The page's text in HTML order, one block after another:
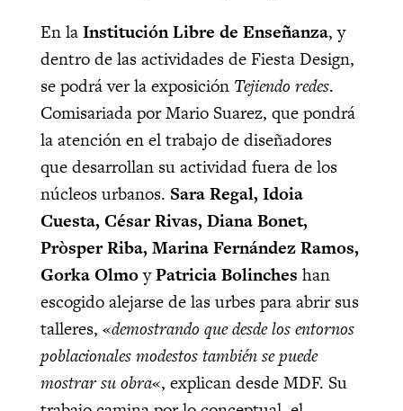
En laInstitución Libre de Enseñanza, y
dentro de las actividades de Fiesta Design,
se podrá ver la exposición Tejiendo redes.
Comisariada por Mario Suarez, que pondrá
la atención en el trabajo de diseñadores
que desarrollan su actividad fuera de los
núcleos urbanos. Sara Regal, Idoia
Cuesta, César Rivas, Diana Bonet,
Pròsper Riba, Marina Fernández Ramos,
Gorka OlmoyPatricia Bolinches han
escogido alejarse de las urbes para abrir sus
talleres, «demostrando que desde los entornos
poblacionales modestos también se puede
mostrar su obra«, explican desde MDF. Su